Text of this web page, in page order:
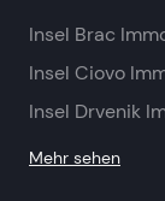
Insel Brac
Insel Ciovo
Insel Drvenik
Mehr sehen